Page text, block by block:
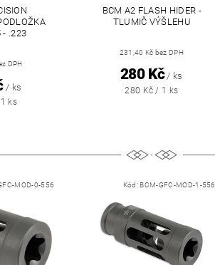
- .223
DPH
/ ks
ks
BCM A2 FLASH HIDER -
TLUMIČ VÝŠLEHU
231,40 Kč bez DPH
280 Kč / ks
280 Kč / 1 ks
MOD-0-556 Kód: BCM-GFC-MOD-1-556